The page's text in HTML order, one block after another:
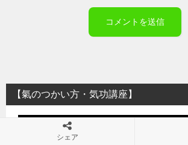
【氣のつかい方・気功講座】
シェア